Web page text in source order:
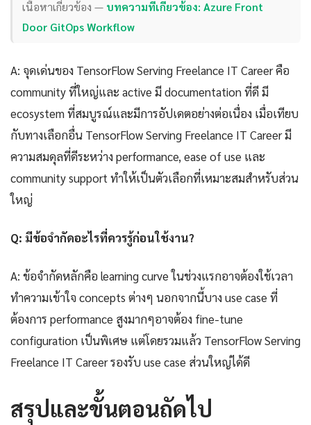
เนื้อหาเกี่ยวข้อง — บทความที่เกี่ยวข้อง: Azure Front
Door GitOps Workflow
A: จุดเด่นของ TensorFlow Serving Freelance IT Career คือ
community ที่ใหญ่และ active มี documentation ที่ดี มี
ecosystem ที่สมบูรณ์และมีการอัปเดตอย่างต่อเนื่อง เมื่อเทียบ
กับทางเลือกอื่น TensorFlow Serving Freelance IT Career มี
ความสมดุลที่ดีระหว่าง performance, ease of use และ
community support ทำให้เป็นตัวเลือกที่เหมาะสมสำหรับส่วน
ใหญ่
Q: มีข้อจำกัดอะไรที่ควรรู้ก่อนใช้งาน?
A: ข้อจำกัดหลักคือ learning curve ในช่วงแรกอาจต้องใช้เวลา
ทำความเข้าใจ concepts ต่างๆ นอกจากนี้บาง use case ที่
ต้องการ performance สูงมากๆอาจต้อง fine-tune
configuration เป็นพิเศษ แต่โดยรวมแล้ว TensorFlow Serving
Freelance IT Career รองรับ use case ส่วนใหญ่ได้ดี
สรุปและขั้นตอนถัดไป